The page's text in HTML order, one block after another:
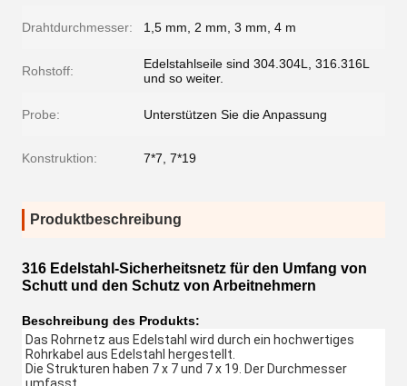
Drahtdurchmesser: 1,5 mm, 2 mm, 3 mm, 4 m
Rohstoff:
Edelstahlseile sind 304.304L, 316.316L
und so weiter.
Probe: Unterstützen Sie die Anpassung
Konstruktion: 7*7, 7*19
Produktbeschreibung
316 Edelstahl-Sicherheitsnetz für den Umfang von
Schutt und den Schutz von Arbeitnehmern
Beschreibung des Produkts:
Das Rohrnetz aus Edelstahl wird durch ein hochwertiges
Rohrkabel aus Edelstahl hergestellt.
Die Strukturen haben 7 x 7 und 7 x 19. Der Durchmesser